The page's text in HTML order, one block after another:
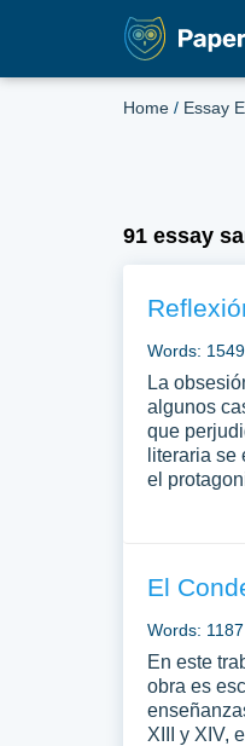
Home / Essay
91 essay
Words: 1549
La
algunos
que
literaria
el
El
Words: 1187
En este
obra es
XIII y XIV,